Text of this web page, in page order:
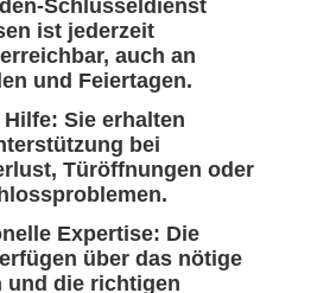
Schlüsseldienst
ist jederzeit
auch an
und Feiertagen.
Sie erhalten
bei
Türöffnungen oder
Expertise: Die
über das nötige
und die richtigen